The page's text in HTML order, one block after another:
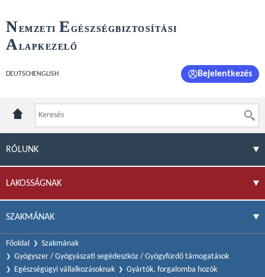
NEMZETI E GÉSZSÉGBIZTOSÍTÁSI
ALAPKEZELŐ
DEUTSCH ENGLISH Bejelentkezés
RÓLUNK
LAKOSSÁGNAK
SZAKMÁNAK
Főoldal
Szakmának
Gyógyszer / Gyógyászati segédeszköz / Gyógyfürdő támogatások
Egészségügyi vállalkozásoknak
Gyártók, forgalomba hozók